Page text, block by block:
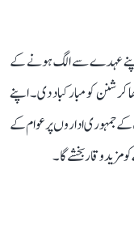
عہدے سے الگ ہونے کے
کرشنن کو مبارکباد دی۔ اپنے
کے جمہوری اداروں پر عوام کے
مزید وقار بخشے گا۔